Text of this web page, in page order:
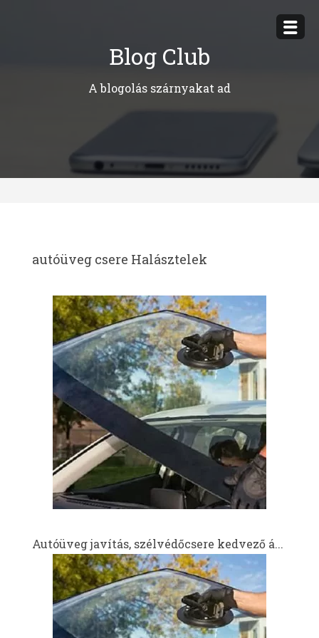
Blog Club
A blogolás szárnyakat ad
autóüveg csere Halásztelek
Autóüveg javítás, szélvédőcsere kedvező á...